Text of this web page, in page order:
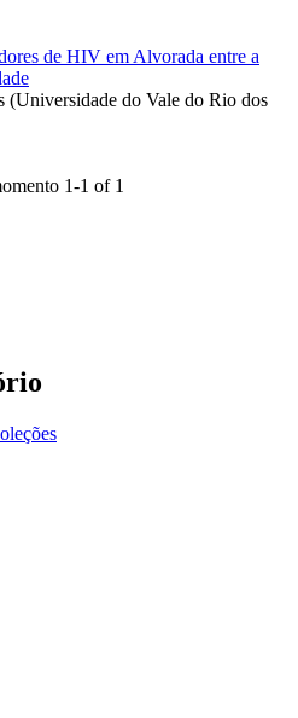
de HIV em Alvorada entre a
(Universidade do Vale do Rio dos
1-1 of 1